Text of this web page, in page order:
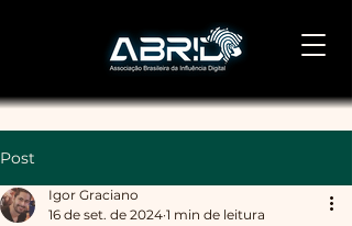
Post
Igor Graciano
16 de set. de 2024 1 min de leitura